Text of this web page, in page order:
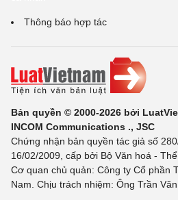
Thông báo hợp tác
Bản quyền © 2000-2026 bởi
INCOM Communications ., JSC
Chứng nhận bản quyền tác giả số
16/02/2009, cấp bởi Bộ Văn hoá -
Cơ quan chủ quản: Công ty Cổ phần
Nam. Chịu trách nhiệm: Ông Trần